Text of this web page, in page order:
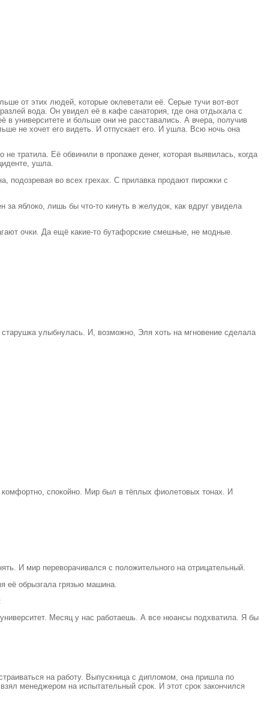
от этих людей, которые оклеветали её. Серые тучи вот-вот
вода. Он увидел её в кафе санатория, где она отдыхала с
университете и больше они не расставались. А вчера, получив
не хочет его видеть. И отпускает его. И ушла. Всю ночь она
тратила. Её обвинили в пропаже денег, которая выявилась, когда
ушла.
подозревая во всех грехах. С прилавка продают пирожки с
яблоко, лишь бы что-то кинуть в желудок, как вдруг увидела
очки. Да ещё какие-то бутафорские смешные, не модные.
улыбнулась. И, возможно, Эля хоть на мгновение сделала
спокойно. Мир был в тёплых фиолетовых тонах. И
И мир переворачивался с положительного на отрицательный.
её обрызгала грязью машина.
Месяц у нас работаешь. А все нюансы подхватила. Я бы
на работу. Выпускница с дипломом, она пришла по
менеджером на испытательный срок. И этот срок закончился